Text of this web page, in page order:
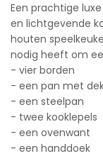
Een prachtige
en lichtgevende
houten
nodig heeft om
- vier borden
- een pan met
- een steelpan
- twee kooklepels
- een ovenwant
- een handdoek